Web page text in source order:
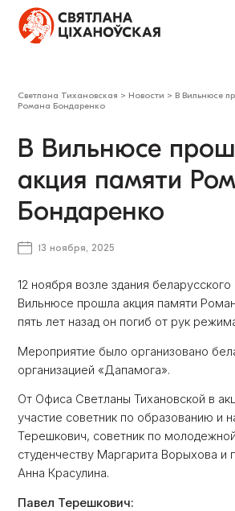
Светлана Тихановская > Новости > В Вильнюсе
Романа Бондаренко
В Вильнюсе
акция памяти
Бондаренко
13 ноября, 2025
12 ноября возле здания беларусского
Вильнюсе прошла акция памяти
пять лет назад он погиб от рук
Мероприятие было организовано
организацией «Дапамога».
От Офиса Светланы Тихановской в
участие советник по образованию и
Терешкович, советник по
студенчеству Маргарита Ворыхова и
Анна Красулина.
Павел Терешкович: